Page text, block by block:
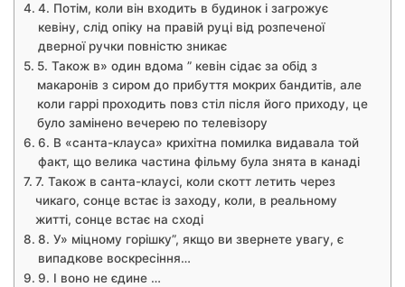
4. Потім, коли він входить в будинок і загрожує
кевіну, слід опіку на правій руці від розпеченої
дверної ручки повністю зникає
5. Також в» один вдома ” кевін сідає за обід з
макаронів з сиром до прибуття мокрих бандитів, але
коли гаррі проходить повз стіл після його приходу, це
було замінено вечерею по телевізору
6. В «санта-клауса» крихітна помилка видавала той
факт, що велика частина фільму була знята в канаді
7. Також в санта-клаусі, коли скотт летить через
чикаго, сонце встає із заходу, коли, в реальному
житті, сонце встає на сході
8. У» міцному горішку”, якщо ви звернете увагу, є
випадкове воскресіння…
9. І воно не єдине …